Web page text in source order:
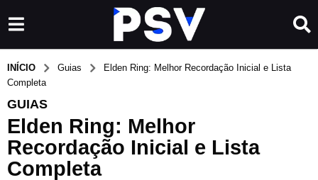
INÍCIO Guias
Elden Ring: Melhor Recordação Inicial e Lista
Completa
GUIAS
Elden Ring: Melhor
Recordação Inicial e Lista
Completa